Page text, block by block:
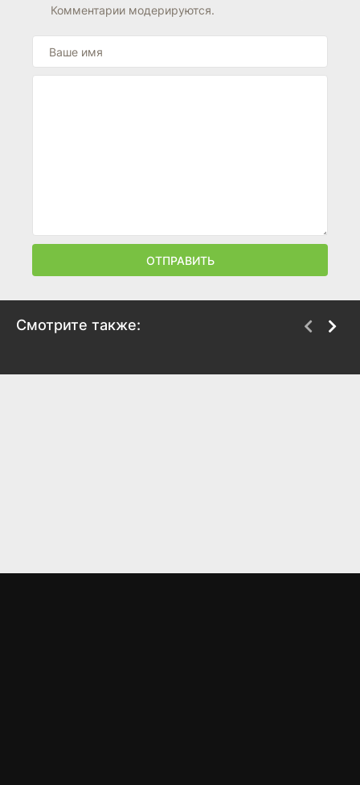
Комментарии модерируются.
ОТПРАВИТЬ
Смотрите также: